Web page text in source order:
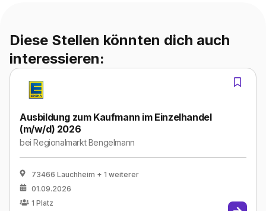
Diese Stellen könnten dich auch
interessieren:
Ausbildung zum Kaufmann im Einzelhandel
(m/w/d) 2026
beiRegionalmarkt Bengelmann
73466 Lauchheim + 1 weiterer
01.09.2026
1 Platz